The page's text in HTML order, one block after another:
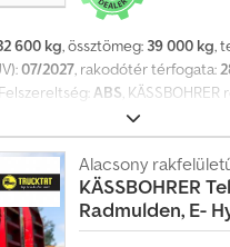
600 kg, össztömeg: 39 000 kg,
07/2027, rakodótér térfogata:
ABS,
2022.05., egyetlen
100 mm-es
felső vonórúd feletti első
szeleppel van ellátva, és a
rövid alváz, WABCO Trailer-
6 x 385/65 R 22.5, Fényes
Alacsony
KÄSSBOHRER
Radmulden, E-